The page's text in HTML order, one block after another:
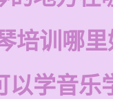
培训哪
以学音乐